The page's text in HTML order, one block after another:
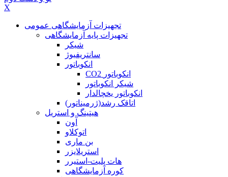
X
تجهیزات آزمایشگاهی عمومی
تجهیزات پایه آزمایشگاهی
شیکر
سانتریفیوژ
انکوباتور
CO2 انکوباتور
شیکر انکوباتور
انکوباتور یخچالدار
اتاقک رشد(ژرمیناتور)
هیتینگ و استریل
آون
اتوکلاو
بن ماری
استریلایزر
هات پلیت-استیرر
کوره آزمایشگاهی